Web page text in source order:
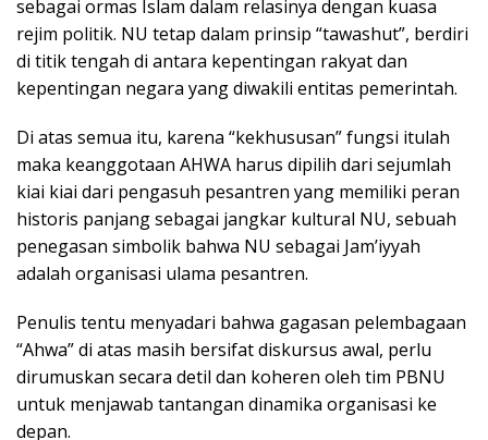
sebagai ormas Islam dalam relasinya dengan kuasa
rejim politik. NU tetap dalam prinsip “tawashut”, berdiri
di titik tengah di antara kepentingan rakyat dan
kepentingan negara yang diwakili entitas pemerintah.
Di atas semua itu, karena “kekhususan” fungsi itulah
maka keanggotaan AHWA harus dipilih dari sejumlah
kiai kiai dari pengasuh pesantren yang memiliki peran
historis panjang sebagai jangkar kultural NU, sebuah
penegasan simbolik bahwa NU sebagai Jam’iyyah
adalah organisasi ulama pesantren.
Penulis tentu menyadari bahwa gagasan pelembagaan
“Ahwa” di atas masih bersifat diskursus awal, perlu
dirumuskan secara detil dan koheren oleh tim PBNU
untuk menjawab tantangan dinamika organisasi ke
depan.